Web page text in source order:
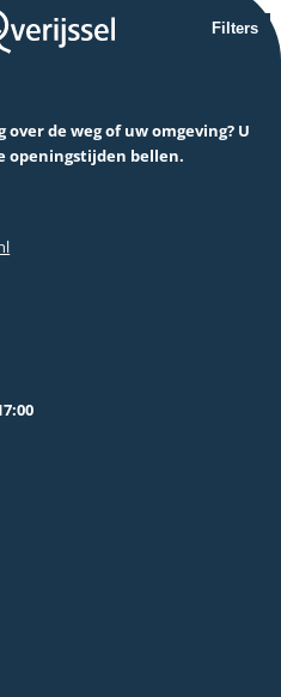
Filters
de weg of uw omgeving? U
openingstijden bellen.